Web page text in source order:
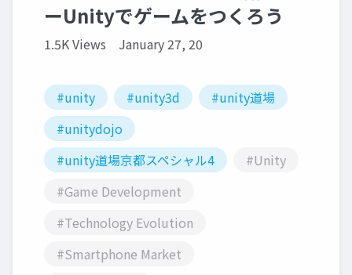
ーUnityでゲームをつくろう
1.5K Views January 27, 20
#unity #unity3d
#unity道場
#unitydojo
#unity道場京都スペシャル4
#Unity
#Game Development
#Technology Evolution
#Smartphone Market